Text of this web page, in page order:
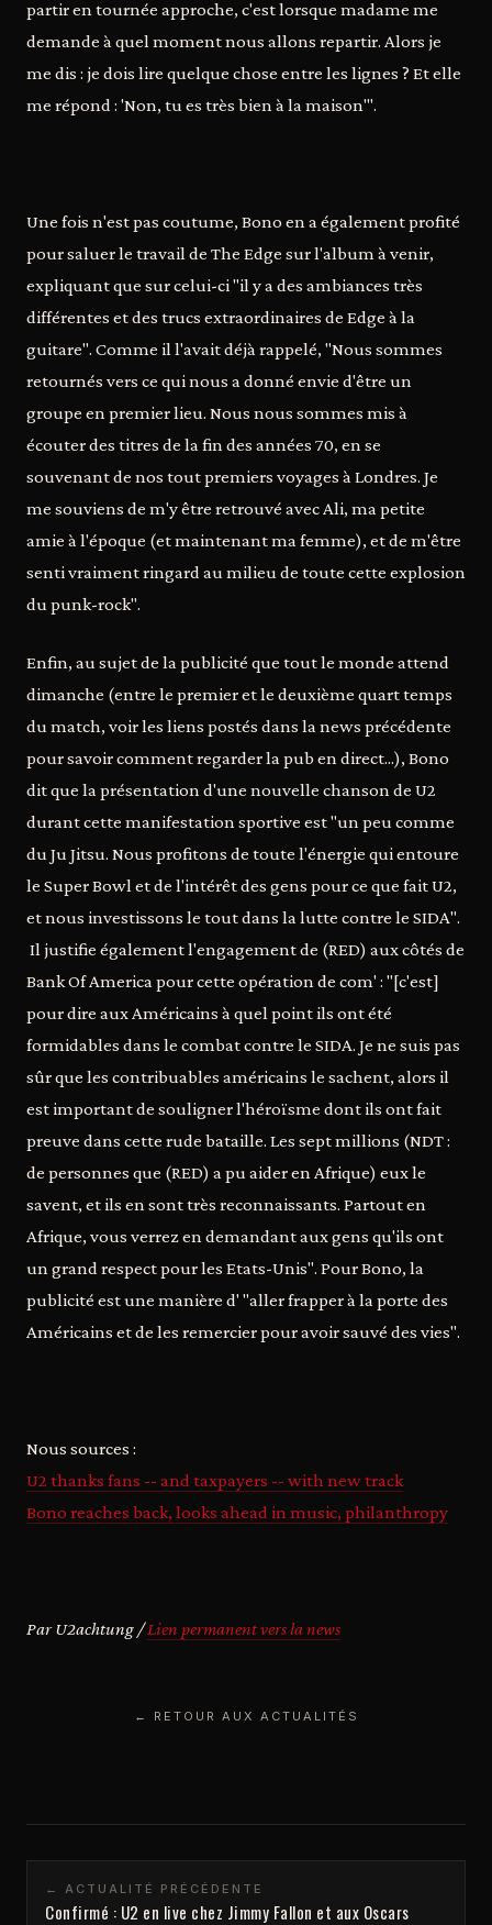
partir en tournée approche, c'est lorsque madame me
demande à quel moment nous allons repartir. Alors je
me dis : je dois lire quelque chose entre les lignes ? Et elle
me répond : 'Non, tu es très bien à la maison'".
Une fois n'est pas coutume, Bono en a également profité
pour saluer le travail de The Edge sur l'album à venir,
expliquant que sur celui-ci "il y a des ambiances très
différentes et des trucs extraordinaires de Edge à la
guitare". Comme il l'avait déjà rappelé, "Nous sommes
retournés vers ce qui nous a donné envie d'être un
groupe en premier lieu. Nous nous sommes mis à
écouter des titres de la fin des années 70, en se
souvenant de nos tout premiers voyages à Londres. Je
me souviens de m'y être retrouvé avec Ali, ma petite
amie à l'époque (et maintenant ma femme), et de m'être
senti vraiment ringard au milieu de toute cette explosion
du punk-rock".
Enfin, au sujet de la publicité que tout le monde attend
dimanche (entre le premier et le deuxième quart temps
du match, voir les liens postés dans la news précédente
pour savoir comment regarder la pub en direct...), Bono
dit que la présentation d'une nouvelle chanson de U2
durant cette manifestation sportive est "un peu comme
du Ju Jitsu. Nous profitons de toute l'énergie qui entoure
le Super Bowl et de l'intérêt des gens pour ce que fait U2,
et nous investissons le tout dans la lutte contre le SIDA".
Il justifie également l'engagement de (RED) aux côtés de
Bank Of America pour cette opération de com' : "[c'est]
pour dire aux Américains à quel point ils ont été
formidables dans le combat contre le SIDA. Je ne suis pas
sûr que les contribuables américains le sachent, alors il
est important de souligner l'héroïsme dont ils ont fait
preuve dans cette rude bataille. Les sept millions (NDT :
de personnes que (RED) a pu aider en Afrique) eux le
savent, et ils en sont très reconnaissants. Partout en
Afrique, vous verrez en demandant aux gens qu'ils ont
un grand respect pour les Etats-Unis". Pour Bono, la
publicité est une manière d' "aller frapper à la porte des
Américains et de les remercier pour avoir sauvé des vies".
Nous sources :
U2 thanks fans -- and taxpayers -- with new track
Bono reaches back, looks ahead in music, philanthropy
Par U2achtung /Lien permanent vers la news
← RETOUR AUX ACTUALITÉS
← ACTUALITÉ PRÉCÉDENTE
Confirmé : U2 en live chez Jimmy Fallon et aux Oscars